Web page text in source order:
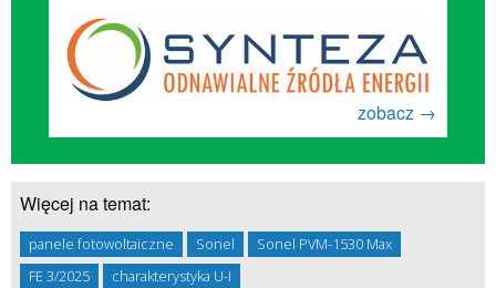
zobacz →
Więcej na temat:
panele fotowoltaiczne Sonel
Sonel PVM-1530 Max
FE 3/2025
charakterystyka U-I